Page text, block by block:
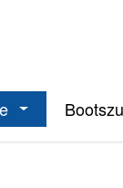
Kategorie
Öffne oder